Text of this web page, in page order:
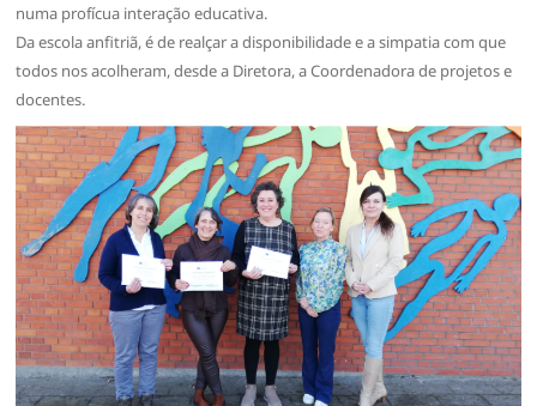
numa profícua interação educativa.
Da escola anfitriã, é de realçar a disponibilidade e a simpatia com que
todos nos acolheram, desde a Diretora, a Coordenadora de projetos e
docentes.